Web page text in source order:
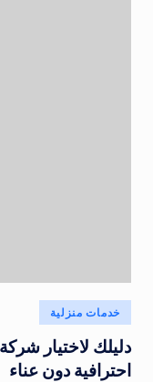
نُشر
في
خدمات منزلية
دليلك لاختيار
احترافية دون عناء